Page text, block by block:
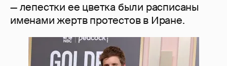
— лепестки ее цветка были расписаны
именами жертв протестов в Иране.